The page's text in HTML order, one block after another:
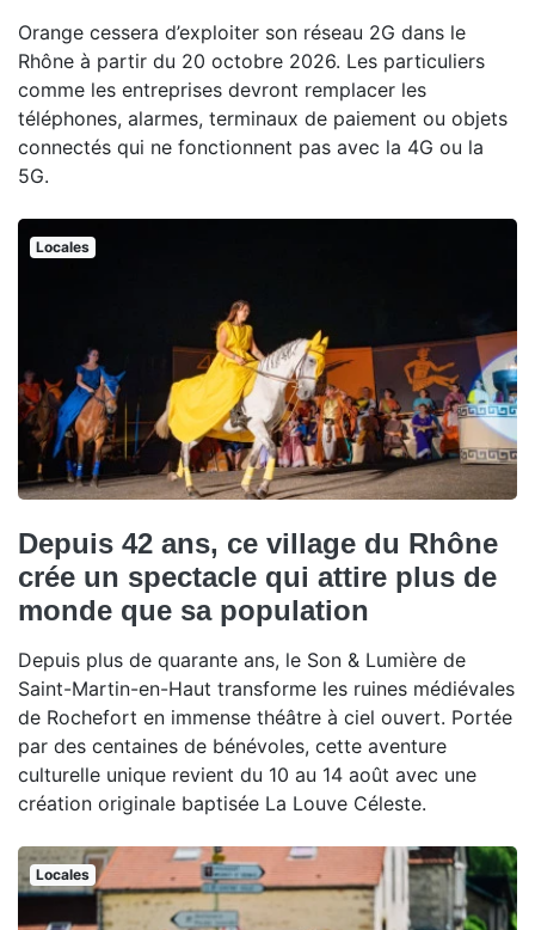
Orange cessera d’exploiter son réseau 2G dans le
Rhône à partir du 20 octobre 2026. Les particuliers
comme les entreprises devront remplacer les
téléphones, alarmes, terminaux de paiement ou objets
connectés qui ne fonctionnent pas avec la 4G ou la
5G.
Locales
Depuis 42 ans, ce village du Rhône
crée un spectacle qui attire plus de
monde que sa population
Depuis plus de quarante ans, le Son & Lumière de
Saint-Martin-en-Haut transforme les ruines médiévales
de Rochefort en immense théâtre à ciel ouvert. Portée
par des centaines de bénévoles, cette aventure
culturelle unique revient du 10 au 14 août avec une
création originale baptisée La Louve Céleste.
Locales